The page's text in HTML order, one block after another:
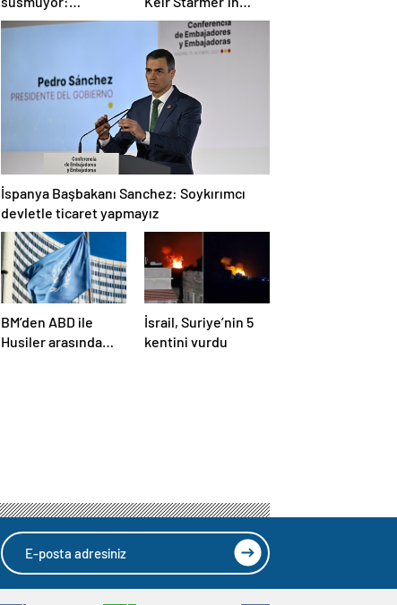
Çatışmalar
evinde yangın çıktı
İspanya Başbakanı Sanchez: Soykırımcı
devletle ticaret yapmayız
BM’den ABD ile
Husiler arasında
İsrail, Suriye’nin 5
kentini vurdu